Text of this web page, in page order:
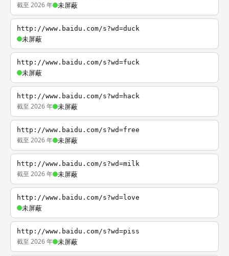
截至 2026 年 未屏蔽
http://www.baidu.com/s?wd=duck
未屏蔽
http://www.baidu.com/s?wd=fuck
未屏蔽
http://www.baidu.com/s?wd=hack
截至 2026 年 未屏蔽
http://www.baidu.com/s?wd=free
截至 2026 年 未屏蔽
http://www.baidu.com/s?wd=milk
截至 2026 年 未屏蔽
http://www.baidu.com/s?wd=love
未屏蔽
http://www.baidu.com/s?wd=piss
截至 2026 年 未屏蔽